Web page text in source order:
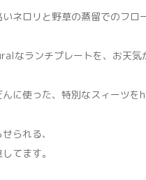
ネロリと野草の蒸留でのフロ
なランチプレートを、お天気
に使った、特別なスィーツ
られる、
てます。